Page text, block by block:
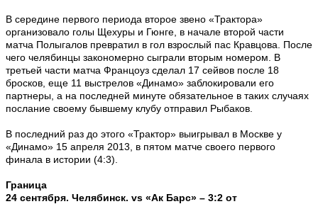
В середине первого периода второе звено «Трактора»
организовало голы Щехуры и Гюнге, в начале второй части
матча Полыгалов превратил в гол взрослый пас Кравцова. После
чего челябинцы закономерно сыграли вторым номером. В
третьей части матча Францоуз сделал 17 сейвов после 18
бросков, еще 11 выстрелов «Динамо» заблокировали его
партнеры, а на последней минуте обязательное в таких случаях
послание своему бывшему клубу отправил Рыбаков.
В последний раз до этого «Трактор» выигрывал в Москве у
«Динамо» 15 апреля 2013, в пятом матче своего первого
финала в истории (4:3).
Граница
24 сентября. Челябинск. vs «Ак Барс» – 3:2 от